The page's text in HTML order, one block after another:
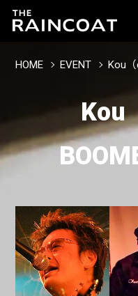
HOME EVENT Kou（
Kou